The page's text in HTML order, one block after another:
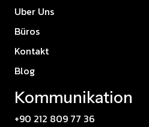
Uber Uns
Büros
Kontakt
Blog
Kommunikation
+90 212 809 77 36